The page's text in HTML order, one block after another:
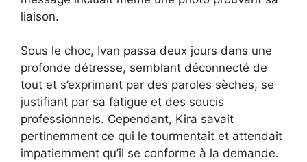
liaison.
Sous le choc, Ivan passa deux jours dans une
profonde détresse, semblant déconnecté de
tout et s’exprimant par des paroles sèches, se
justifiant par sa fatigue et des soucis
professionnels. Cependant, Kira savait
pertinemment ce qui le tourmentait et attendait
impatiemment qu’il se conforme à la demande.